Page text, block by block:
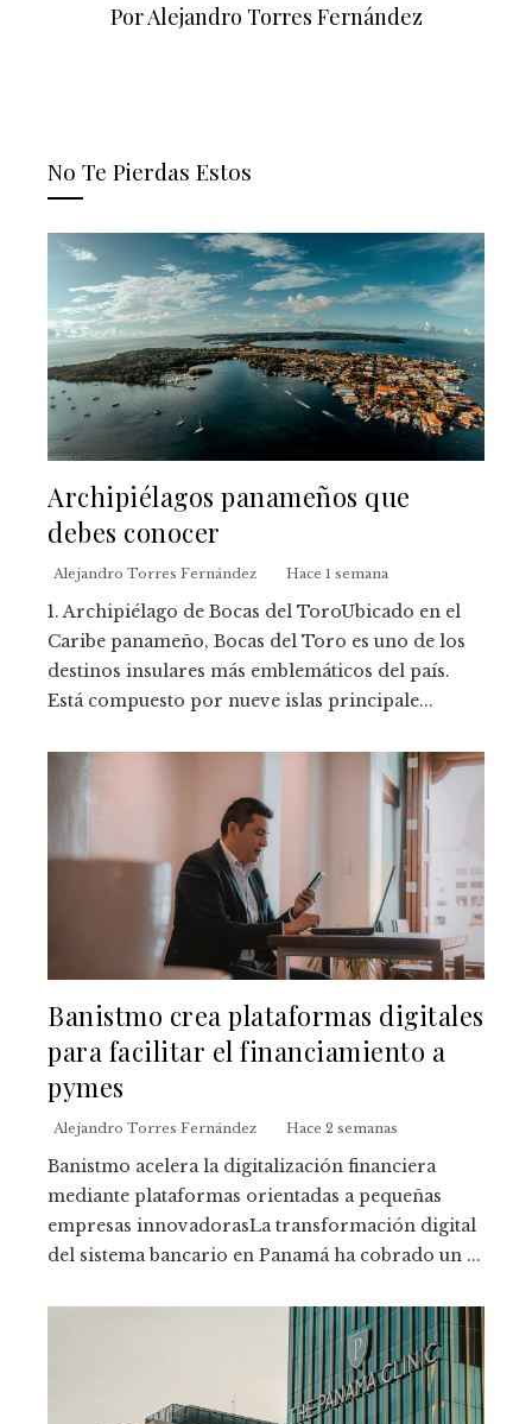
Por Alejandro Torres Fernández
No Te Pierdas Estos
Archipiélagos panameños que
debes conocer
Alejandro Torres Fernández Hace 1 semana
1. Archipiélago de Bocas del ToroUbicado en el
Caribe panameño, Bocas del Toro es uno de los
destinos insulares más emblemáticos del país.
Está compuesto por nueve islas principale...
Banistmo crea plataformas digitales
para facilitar el financiamiento a
pymes
Alejandro Torres Fernández Hace 2 semanas
Banistmo acelera la digitalización financiera
mediante plataformas orientadas a pequeñas
empresas innovadorasLa transformación digital
del sistema bancario en Panamá ha cobrado un ...